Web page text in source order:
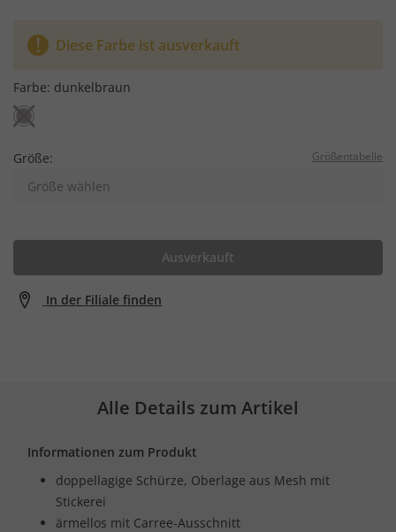
Diese Farbe ist ausverkauft
Farbe: dunkelbraun
Größe: Größentabelle
Größe wählen
Ausverkauft
In der Filiale finden
Alle Details zum Artikel
Informationen zum Produkt
doppellagige Schürze, Oberlage aus Mesh mit
Stickerei
ärmellos mit Carree-Ausschnitt